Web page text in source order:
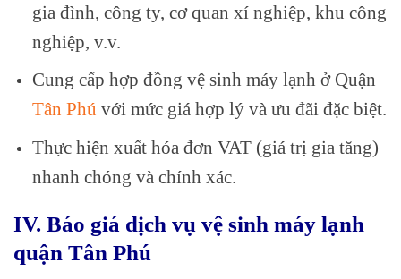
gia đình, công ty, cơ quan xí nghiệp, khu công
nghiệp, v.v.
Cung cấp hợp đồng vệ sinh máy lạnh ở Quận
Tân Phú với mức giá hợp lý và ưu đãi đặc biệt.
Thực hiện xuất hóa đơn VAT (giá trị gia tăng)
nhanh chóng và chính xác.
IV. Báo giá dịch vụ vệ sinh máy lạnh
quận Tân Phú